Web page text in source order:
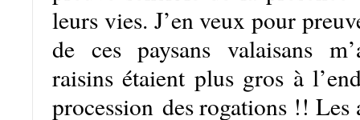
leurs vies. J’en veux pour
de ces paysans valaisans
raisins étaient plus gros à
procession des rogations !! Les